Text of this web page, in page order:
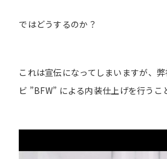
ではどうするのか？
これは宣伝になってしまいますが、
ビ ”BFW” による内装仕上げを行うこ